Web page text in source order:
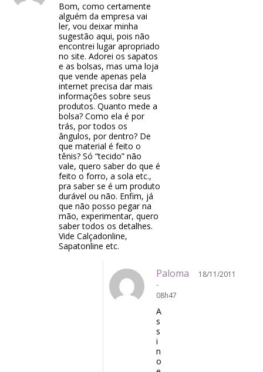
Bom, como certamente
alguém da empresa vai
ler, vou deixar minha
sugestão aqui, pois não
encontrei lugar apropriado
no site. Adorei os sapatos
e as bolsas, mas uma loja
que vende apenas pela
internet precisa dar mais
informações sobre seus
produtos. Quanto mede a
bolsa? Como ela é por
trás, por todos os
ângulos, por dentro? De
que material é feito o
tênis? Só “tecido” não
vale, quero saber do que é
feito o forro, a sola etc.,
pra saber se é um produto
durável ou não. Enfim, já
que não posso pegar na
mão, experimentar, quero
saber todos os detalhes.
Vide Calçadonline,
Sapatonline etc.
Paloma
18/11/2011
-
08h47
A
s
s
i
n
o